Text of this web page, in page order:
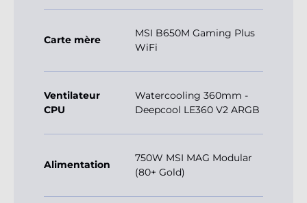
Carte mère
MSI B650M Gaming Plus
WiFi
Ventilateur
CPU
Watercooling 360mm -
Deepcool LE360 V2 ARGB
Alimentation
750W MSI MAG Modular
(80+ Gold)